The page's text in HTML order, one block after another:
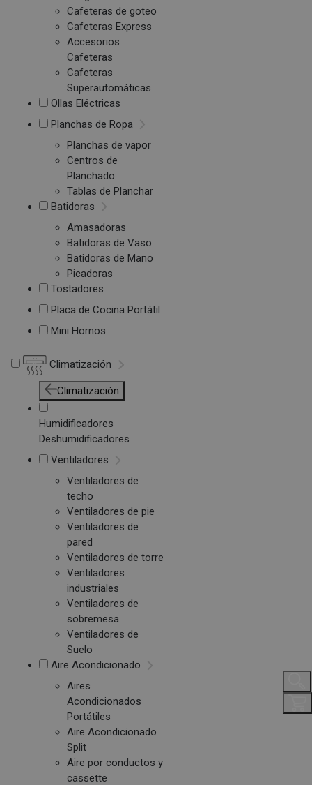
Cafeteras de goteo
Cafeteras Express
Accesorios
Cafeteras
Cafeteras
Superautomáticas
Ollas Eléctricas
Planchas de Ropa
Planchas de vapor
Centros de
Planchado
Tablas de Planchar
Batidoras
Amasadoras
Batidoras de Vaso
Batidoras de Mano
Picadoras
Tostadores
Placa de Cocina Portátil
Mini Hornos
Climatización
Climatización
Humidificadores
Deshumidificadores
Ventiladores
Ventiladores de
techo
Ventiladores de pie
Ventiladores de
pared
Ventiladores de torre
Ventiladores
industriales
Ventiladores de
sobremesa
Ventiladores de
Suelo
Aire Acondicionado
Aires
Acondicionados
Portátiles
Aire Acondicionado
Split
Aire por conductos y
cassette